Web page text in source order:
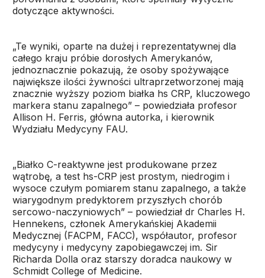
dotyczące aktywności.
„Te wyniki, oparte na dużej i reprezentatywnej dla
całego kraju próbie dorosłych Amerykanów,
jednoznacznie pokazują, że osoby spożywające
największe ilości żywności ultraprzetworzonej mają
znacznie wyższy poziom białka hs CRP, kluczowego
markera stanu zapalnego” – powiedziała profesor
Allison H. Ferris, główna autorka, i kierownik
Wydziału Medycyny FAU.
„Białko C-reaktywne jest produkowane przez
wątrobę, a test hs-CRP jest prostym, niedrogim i
wysoce czułym pomiarem stanu zapalnego, a także
wiarygodnym predyktorem przyszłych chorób
sercowo-naczyniowych” – powiedział dr Charles H.
Hennekens, członek Amerykańskiej Akademii
Medycznej (FACPM, FACC), współautor, profesor
medycyny i medycyny zapobiegawczej im. Sir
Richarda Dolla oraz starszy doradca naukowy w
Schmidt College of Medicine.